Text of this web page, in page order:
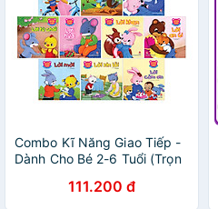
Combo Kĩ Năng Giao Tiếp -
Dành Cho Bé 2-6 Tuổi (Trọn
111.200 đ